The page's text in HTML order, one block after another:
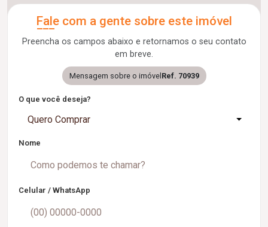
Fale com a gente sobre este imóvel
Preencha os campos abaixo e retornamos o seu contato
em breve.
Mensagem sobre o imóvel Ref. 70939
O que você deseja?
Quero Comprar
Nome
Celular / WhatsApp